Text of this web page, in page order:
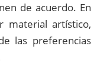
de acuerdo. En
material artístico,
las preferencias